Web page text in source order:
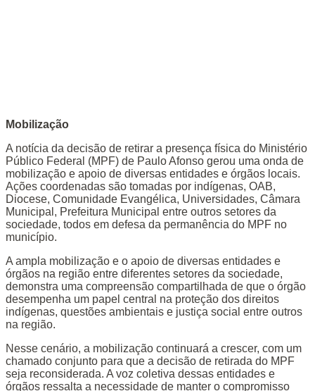
Mobilização
A notícia da decisão de retirar a presença física do Ministério
Público Federal (MPF) de Paulo Afonso gerou uma onda de
mobilização e apoio de diversas entidades e órgãos locais.
Ações coordenadas são tomadas por indígenas, OAB,
Diocese, Comunidade Evangélica, Universidades, Câmara
Municipal, Prefeitura Municipal entre outros setores da
sociedade, todos em defesa da permanência do MPF no
município.
A ampla mobilização e o apoio de diversas entidades e
órgãos na região entre diferentes setores da sociedade,
demonstra uma compreensão compartilhada de que o órgão
desempenha um papel central na proteção dos direitos
indígenas, questões ambientais e justiça social entre outros
na região.
Nesse cenário, a mobilização continuará a crescer, com um
chamado conjunto para que a decisão de retirada do MPF
seja reconsiderada. A voz coletiva dessas entidades e
órgãos ressalta a necessidade de manter o compromisso